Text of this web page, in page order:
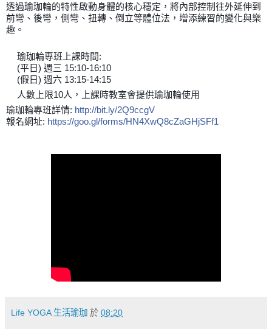
透過瑜珈輪的特性啟動身體的核心穩定，將內部控制往外延伸到
前彎、後彎，側彎、扭轉、倒立等體位法，增添練習的變化與樂
趣。
瑜珈輪專班上課時間:
👉(平日) 週三 15:10-16:10
👉(假日) 週六 13:15-14:15
人數上限10人，上課時教室會提供瑜珈輪使用
瑜珈輪專班詳情: http://bit.ly/2Q9ccgV
報名網址: https://goo.gl/forms/HN4XwQ8cZaGHjSFf1
Life YOGA 生活瑜珈 於 08:20